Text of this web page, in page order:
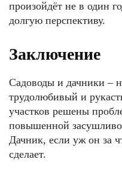
произойдёт не в один
долгую перспективу.
Заключение
Садоводы и дачники ‒
трудолюбивый и
участков решены
повышенной
Дачник, если уж он за
сделает.